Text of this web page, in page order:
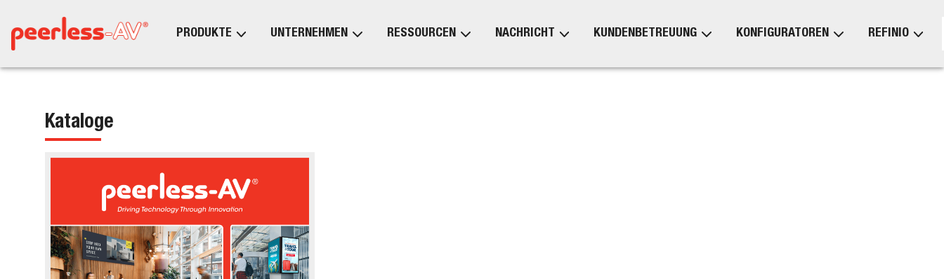
PRODUKTE UNTERNEHMEN RESSOURCEN NACHRICHT KUNDENBETREUUNG KONFIGURATOREN REFINIO
Kataloge